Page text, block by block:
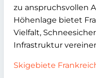
zu anspruchsvollen
Höhenlage bietet
Vielfalt,
Infrastruktur
Skigebiete